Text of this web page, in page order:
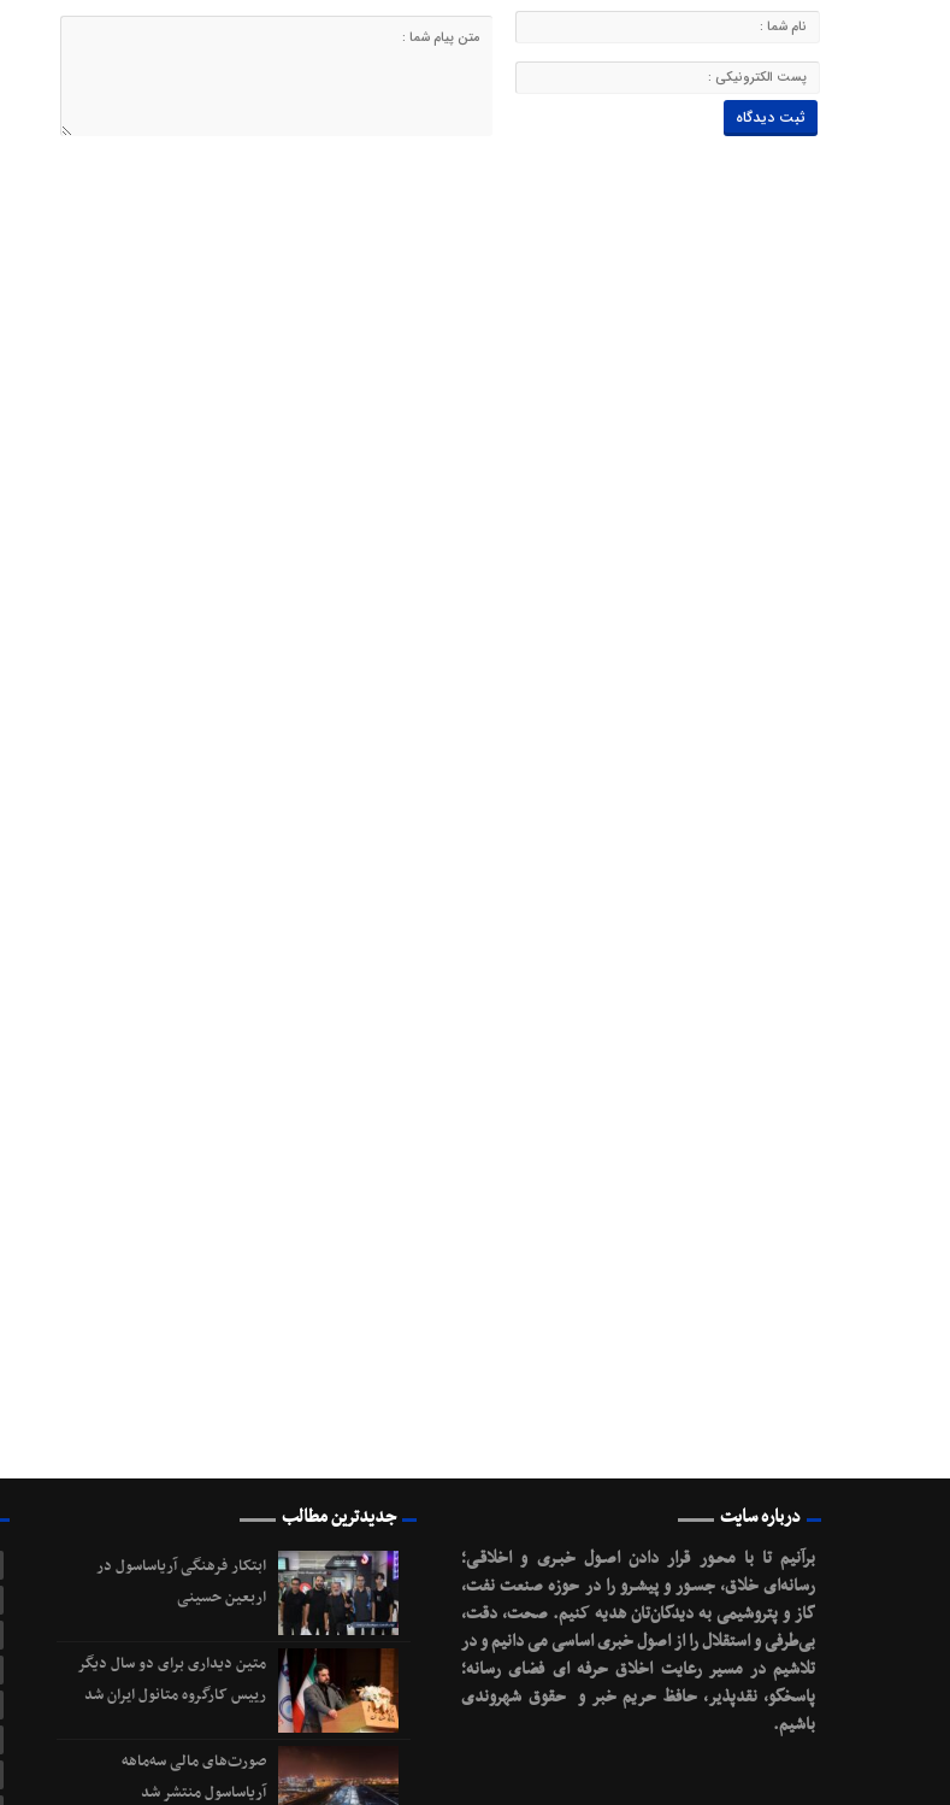
درباره سایت
برآنیم تا با محـور قرار دادن اصـول خبـری و اخلاقـی؛
رسانه‌ای خلاق، جسـور و پیشـرو را در حوزه صنعت نفت،
گاز و پتروشیمی به دیدگان‌تان هدیه کنیم. صحت، دقت،
بی‌طرفی و استقلال را از اصول خبری اساسی می دانیم و در
تلاشیم در مسیر رعایت اخلاق حرفه ای فضای رسانه؛
پاسخگو، نقدپذیر، حافظ حریم خبر و حقوق شهروندی
باشیم.
جدیدترین مطالب
ابتکار فرهنگی آریاساسول در
اربعین حسینی
متین دیداری برای دو سال دیگر
رییس کارگروه متانول ایران شد
صورت‌های مالی سه‌ماهه
آریاساسول منتشر شد